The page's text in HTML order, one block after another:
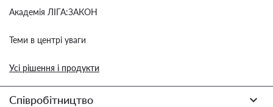
Академія ЛІГА:ЗАКОН
Теми в центрі уваги
Усі рішення і продукти
Співробітництво